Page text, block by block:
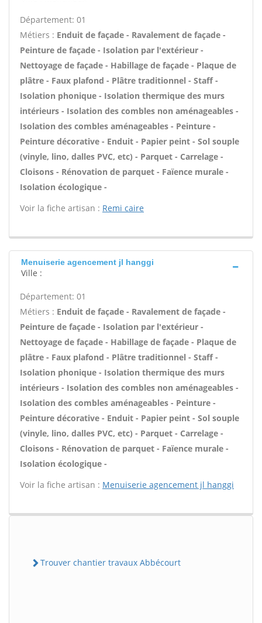
Département: 01
Métiers : Enduit de façade - Ravalement de façade -
Peinture de façade - Isolation par l'extérieur -
Nettoyage de façade - Habillage de façade - Plaque de
plâtre - Faux plafond - Plâtre traditionnel - Staff -
Isolation phonique - Isolation thermique des murs
intérieurs - Isolation des combles non aménageables -
Isolation des combles aménageables - Peinture -
Peinture décorative - Enduit - Papier peint - Sol souple
(vinyle, lino, dalles PVC, etc) - Parquet - Carrelage -
Cloisons - Rénovation de parquet - Faïence murale -
Isolation écologique -
Voir la fiche artisan : Remi caire
Menuiserie agencement jl hanggi
Ville :
Département: 01
Métiers : Enduit de façade - Ravalement de façade -
Peinture de façade - Isolation par l'extérieur -
Nettoyage de façade - Habillage de façade - Plaque de
plâtre - Faux plafond - Plâtre traditionnel - Staff -
Isolation phonique - Isolation thermique des murs
intérieurs - Isolation des combles non aménageables -
Isolation des combles aménageables - Peinture -
Peinture décorative - Enduit - Papier peint - Sol souple
(vinyle, lino, dalles PVC, etc) - Parquet - Carrelage -
Cloisons - Rénovation de parquet - Faïence murale -
Isolation écologique -
Voir la fiche artisan : Menuiserie agencement jl hanggi
Trouver chantier travaux Abbécourt